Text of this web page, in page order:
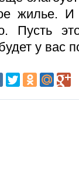
жилье.
Пусть
у вас